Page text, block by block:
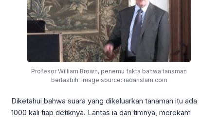
Profesor William Brown, penemu fakta bahwa tanaman
bertasbih. Image source: radarislam.com
Diketahui bahwa suara yang dikeluarkan tanaman itu ada
1000 kali tiap detiknya. Lantas ia dan timnya, merekam